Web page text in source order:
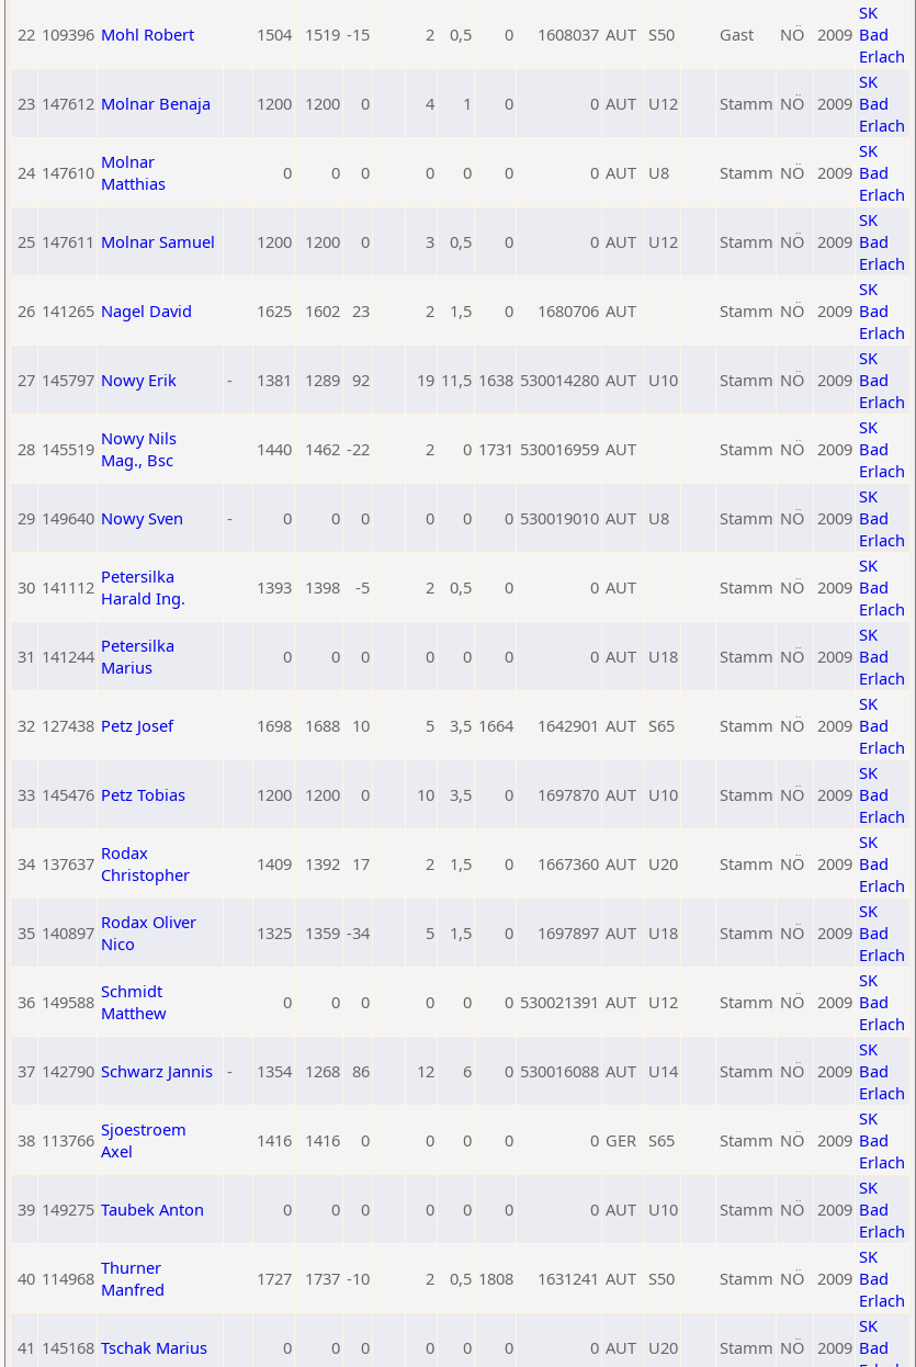
22 109396 Mohl Robert 1504 1519 -15 2 0,5 0 1608037 AUT S50 Gast NÖ 2009
SK
Bad
Erlach
23 147612 Molnar Benaja 1200 1200 0 4 1 0 0 AUT U12 Stamm NÖ 2009
SK
Bad
Erlach
24 147610 Molnar
Matthias
0 0 0 0 0 0 0 AUT U8 Stamm NÖ 2009
SK
Bad
Erlach
25 147611 Molnar Samuel 1200 1200 0 3 0,5 0 0 AUT U12 Stamm NÖ 2009
SK
Bad
Erlach
26 141265 Nagel David 1625 1602 23 2 1,5 0 1680706 AUT Stamm NÖ 2009
SK
Bad
Erlach
27 145797 Nowy Erik - 1381 1289 92 19 11,5 1638 530014280 AUT U10 Stamm NÖ 2009
SK
Bad
Erlach
28 145519 Nowy Nils
Mag., Bsc
1440 1462 -22 2 0 1731 530016959 AUT Stamm NÖ 2009
SK
Bad
Erlach
29 149640 Nowy Sven - 0 0 0 0 0 0 530019010 AUT U8 Stamm NÖ 2009
SK
Bad
Erlach
30 141112 Petersilka
Harald Ing.
1393 1398 -5 2 0,5 0 0 AUT Stamm NÖ 2009
SK
Bad
Erlach
31 141244 Petersilka
Marius
0 0 0 0 0 0 0 AUT U18 Stamm NÖ 2009
SK
Bad
Erlach
32 127438 Petz Josef 1698 1688 10 5 3,5 1664 1642901 AUT S65 Stamm NÖ 2009
SK
Bad
Erlach
33 145476 Petz Tobias 1200 1200 0 10 3,5 0 1697870 AUT U10 Stamm NÖ 2009
SK
Bad
Erlach
34 137637 Rodax
Christopher
1409 1392 17 2 1,5 0 1667360 AUT U20 Stamm NÖ 2009
SK
Bad
Erlach
35 140897 Rodax Oliver
Nico
1325 1359 -34 5 1,5 0 1697897 AUT U18 Stamm NÖ 2009
SK
Bad
Erlach
36 149588 Schmidt
Matthew
0 0 0 0 0 0 530021391 AUT U12 Stamm NÖ 2009
SK
Bad
Erlach
37 142790 Schwarz Jannis - 1354 1268 86 12 6 0 530016088 AUT U14 Stamm NÖ 2009
SK
Bad
Erlach
38 113766 Sjoestroem
Axel
1416 1416 0 0 0 0 0 GER S65 Stamm NÖ 2009
SK
Bad
Erlach
39 149275 Taubek Anton 0 0 0 0 0 0 0 AUT U10 Stamm NÖ 2009
SK
Bad
Erlach
40 114968 Thurner
Manfred
1727 1737 -10 2 0,5 1808 1631241 AUT S50 Stamm NÖ 2009
SK
Bad
Erlach
41 145168 Tschak Marius 0 0 0 0 0 0 0 AUT U20 Stamm NÖ 2009
SK
Bad